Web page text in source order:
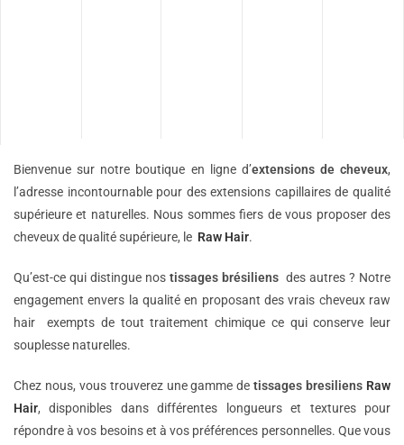
Bienvenue sur notre boutique en ligne d’extensions decheveux,
l’adresse incontournable pour des extensions capillaires de qualité
supérieure et naturelles. Nous sommes fiers de vous proposer des
cheveux de qualité supérieure, le Raw Hair.
Qu’est-ce qui distingue nos tissages brésiliens des autres ? Notre
engagement envers la qualité en proposant des vrais cheveux raw
hair exempts de tout traitement chimique ce qui conserve leur
souplesse naturelles.
Chez nous, vous trouverez une gamme detissages bresiliens Raw
Hair, disponibles dans différentes longueurs et textures pour
répondre à vos besoins et à vos préférences personnelles. Que vous